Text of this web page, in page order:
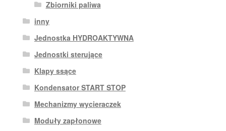
Zbiorniki paliwa
inny
Jednostka HYDROAKTYWNA
Jednostki sterujące
Klapy ssące
Kondensator START STOP
Mechanizmy wycieraczek
Moduły zapłonowe